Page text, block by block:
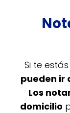
Si te
pueden ir
Los
domicilio